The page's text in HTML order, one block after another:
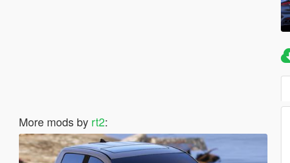
More mods by rt2: